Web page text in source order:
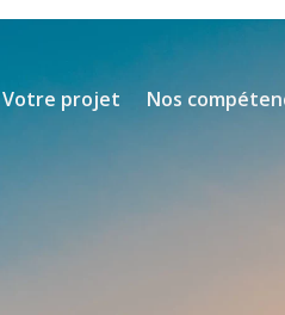
Votre projet Nos